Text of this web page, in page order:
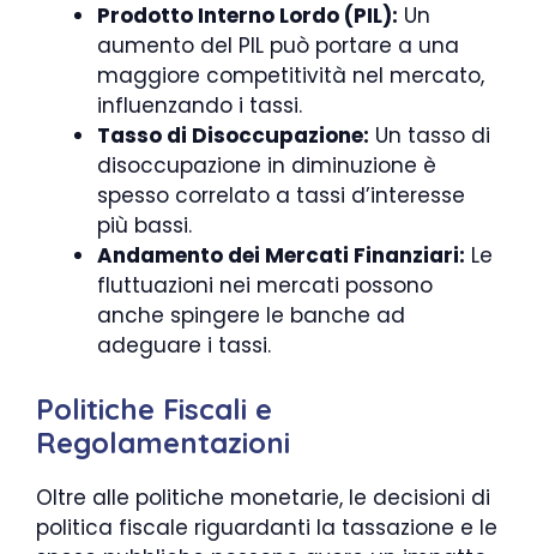
Prodotto Interno Lordo (PIL): Un
aumento del PIL può portare a una
maggiore competitività nel mercato,
influenzando i tassi.
Tasso di Disoccupazione: Un tasso di
disoccupazione in diminuzione è
spesso correlato a tassi d’interesse
più bassi.
Andamento dei Mercati Finanziari: Le
fluttuazioni nei mercati possono
anche spingere le banche ad
adeguare i tassi.
Politiche Fiscali e
Regolamentazioni
Oltre alle politiche monetarie, le decisioni di
politica fiscale riguardanti la tassazione e le